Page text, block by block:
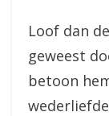
Loof dan
geweest
betoon